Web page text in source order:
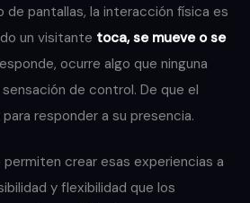
de pantallas, la interacción física es
un visitante toca, se mueve o se
ocurre algo que ninguna
de control. De que el
responder a su presencia.
crear esas experiencias a
y flexibilidad que los